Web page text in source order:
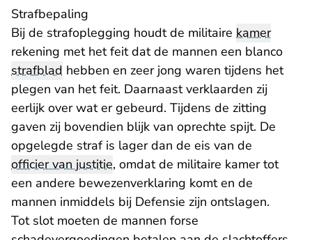
Strafbepaling
Bij de strafoplegging houdt de militaire kamer
rekening met het feit dat de mannen een blanco
strafblad hebben en zeer jong waren tijdens het
plegen van het feit. Daarnaast verklaarden zij
eerlijk over wat er gebeurd. Tijdens de zitting
gaven zij bovendien blijk van oprechte spijt. De
opgelegde straf is lager dan de eis van de
officier van justitie, omdat de militaire kamer tot
een andere bewezenverklaring komt en de
mannen inmiddels bij Defensie zijn ontslagen.
Tot slot moeten de mannen forse